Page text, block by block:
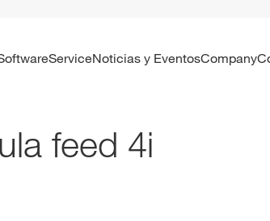
Software Service Noticias y Eventos Company
feed 4i